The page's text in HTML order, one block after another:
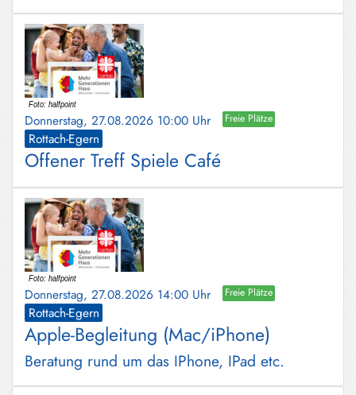
Donnerstag, 27.08.2026 10:00 Uhr Freie Plätze
Rottach-Egern
Offener Treff Spiele Café
Donnerstag, 27.08.2026 14:00 Uhr Freie Plätze
Rottach-Egern
Apple-Begleitung (Mac/iPhone)
Beratung rund um das IPhone, IPad etc.